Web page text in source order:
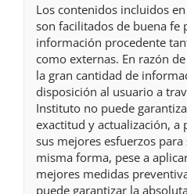
Los contenidos incluidos
son facilitados de buena fe
información procedente
como externas. En razón
la gran cantidad de
disposición al usuario a
Instituto no puede
exactitud y actualización, a
sus mejores esfuerzos
misma forma, pese a
mejores medidas
puede garantizar la